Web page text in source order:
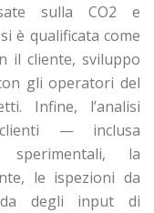
sulla CO2 e
è qualificata come
il cliente, sviluppo
gli operatori del
Infine, l’analisi
— inclusa
sperimentali, la
le ispezioni da
degli input di